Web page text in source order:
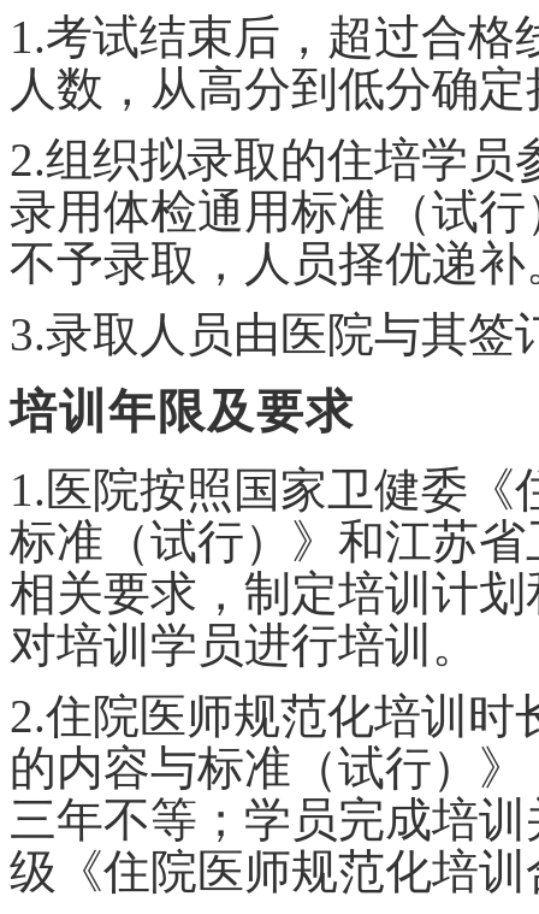
1.考试结束后，超过合
人数，从高分到低分确
2.组织拟录取的住培学
录用体检通用标准（试
不予录取，人员择优递补
3.录取人员由医院与其
培训年限及要求
1.医院按照国家卫健委
标准（试行）》和江苏
相关要求，制定培训计
对培训学员进行培训。
2.住院医师规范化培训
的内容与标准（试行）
三年不等；学员完成培
级《住院医师规范化培